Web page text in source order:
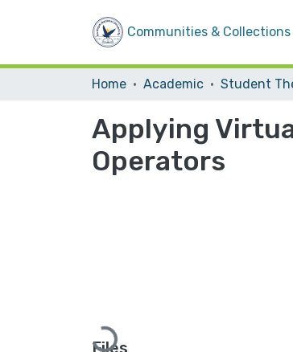
Communities & Collections
Home Academic
Applying
Operators
Loading...
Files